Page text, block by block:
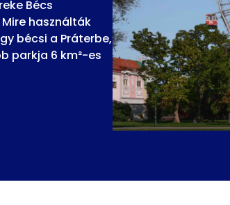
Bécs
használták
bécsi a Práterbe,
parkja 6 km²-es